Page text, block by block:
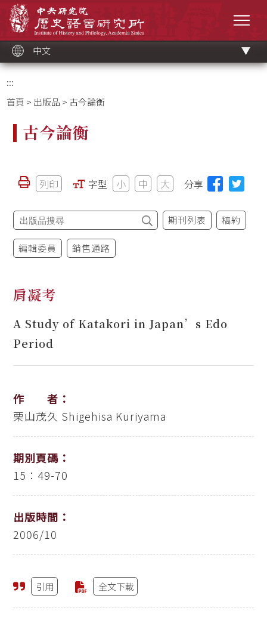
中文
:::
首頁 > 出版品 > 古今論衡
古今論衡
列印 字型 小 中 大 分享
期刊列表 稿約
編輯委員 銷售通路
肩凝考
A Study of Katakori in Japan’s Edo
Period
作 者：
栗山茂久 Shigehisa Kuriyama
期別頁碼：
15：49-70
出版時間：
2006/10
引用 全文下載